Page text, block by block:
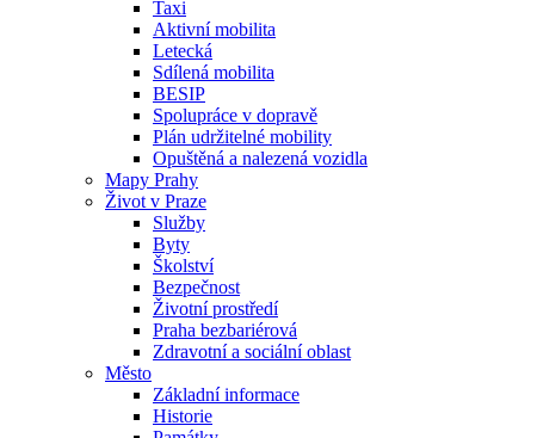
Taxi
Aktivní mobilita
Letecká
Sdílená mobilita
BESIP
Spolupráce v dopravě
Plán udržitelné mobility
Opuštěná a nalezená vozidla
Mapy Prahy
Život v Praze
Služby
Byty
Školství
Bezpečnost
Životní prostředí
Praha bezbariérová
Zdravotní a sociální oblast
Město
Základní informace
Historie